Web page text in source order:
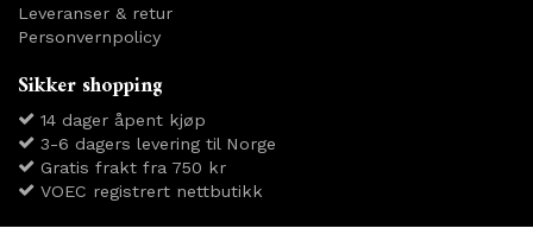
Leveranser & retur
Personvernpolicy
Sikker shopping
14 dager åpent kjøp
3-6 dagers levering til Norge
Gratis frakt fra 750 kr
VOEC registrert nettbutikk